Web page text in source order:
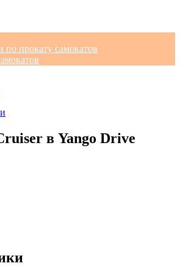
по прокату самокатов
в Yango Drive